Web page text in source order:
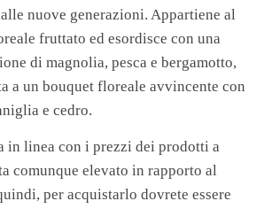
nuove generazioni. Appartiene al
fruttato ed esordisce con una
di magnolia, pesca e bergamotto,
a un bouquet floreale avvincente con
e cedro.
in linea con i prezzi dei prodotti a
comunque elevato in rapporto al
per acquistarlo dovrete essere